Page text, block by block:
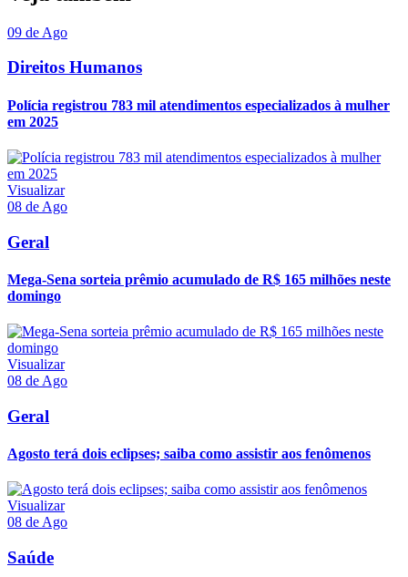
09 de Ago
Direitos Humanos
Polícia registrou 783 mil atendimentos especializados à mulher
em 2025
Visualizar
08 de Ago
Geral
Mega-Sena sorteia prêmio acumulado de R$ 165 milhões neste
domingo
Visualizar
08 de Ago
Geral
Agosto terá dois eclipses; saiba como assistir aos fenômenos
Visualizar
08 de Ago
Saúde